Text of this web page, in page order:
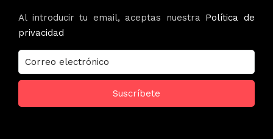
Al introducir tu email, aceptas nuestra Política de
privacidad